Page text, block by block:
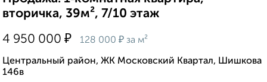
вторичка, 39м², 7/10 этаж
4 950 000 ₽ 128 000 ₽ за м²
Центральный район, ЖК Московский Квартал, Шишкова
146в